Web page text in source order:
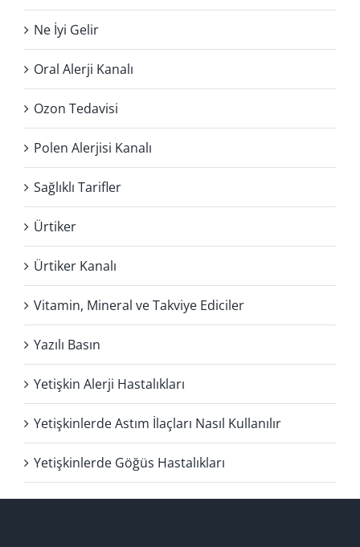
Ne İyi Gelir
Oral Alerji Kanalı
Ozon Tedavisi
Polen Alerjisi Kanalı
Sağlıklı Tarifler
Ürtiker
Ürtiker Kanalı
Vitamin, Mineral ve Takviye Ediciler
Yazılı Basın
Yetişkin Alerji Hastalıkları
Yetişkinlerde Astım İlaçları Nasıl Kullanılır
Yetişkinlerde Göğüs Hastalıkları